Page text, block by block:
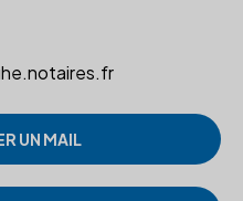
UN MAIL